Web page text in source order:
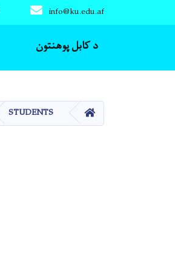
د کابل پوهنتون
info@ku.edu.af
Main navigation
کور STUDENTS